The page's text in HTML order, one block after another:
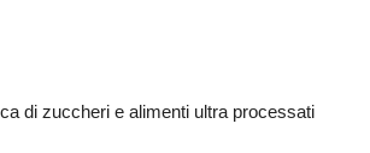
di zuccheri e alimenti ultra processati